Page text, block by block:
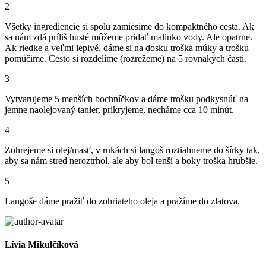
2
Všetky ingrediencie si spolu zamiesime do kompaktného cesta. Ak
sa nám zdá príliš husté môžeme pridať malinko vody. Ale opatrne.
Ak riedke a veľmi lepivé, dáme si na dosku troška múky a trošku
pomúčime. Cesto si rozdelíme (rozrežeme) na 5 rovnakých častí.
3
Vytvarujeme 5 menších bochníčkov a dáme trošku podkysnúť na
jemne naolejovaný tanier, prikryjeme, necháme cca 10 minút.
4
Zohrejeme si olej/masť, v rukách si langoš roztiahneme do šírky tak,
aby sa nám stred neroztrhol, ale aby bol tenší a boky troška hrubšie.
5
Langoše dáme pražiť do zohriateho oleja a pražíme do zlatova.
Lívia Mikulčíková